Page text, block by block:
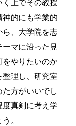
く上でその教授
神的にも学業的
ら、大学院を志
ーマに沿った見
をやりたいのか
整理し、研究室
方がいいでし
度真剣に考え学
。